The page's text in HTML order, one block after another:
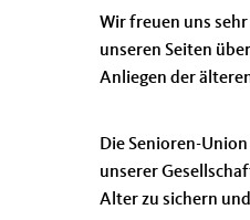
Wir freuen uns
unseren Seiten
Anliegen der
Die Senioren-
unserer
Alter zu sichern